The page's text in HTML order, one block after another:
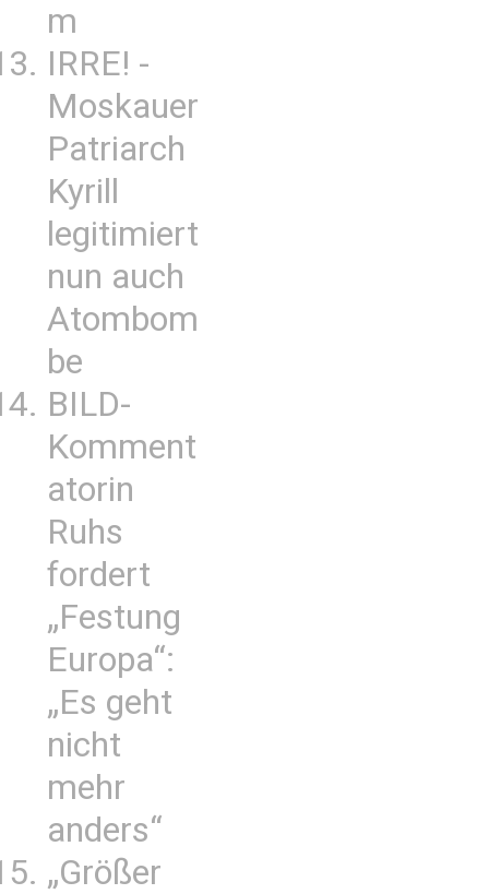
m
IRRE! -
Moskauer
Patriarch
Kyrill
legitimiert
nun auch
Atombom
be
BILD-
Komment
atorin
Ruhs
fordert
„Festung
Europa“:
„Es geht
nicht
mehr
anders“
„Größer